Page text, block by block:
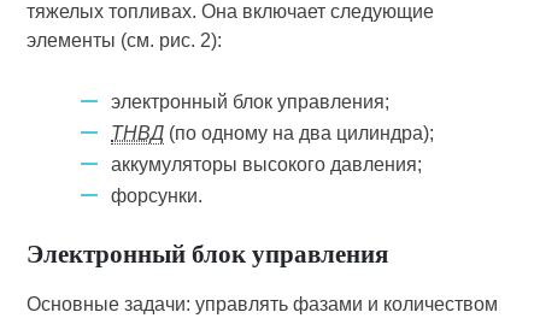
тяжелых топливах. Она включает следующие
элементы (см. рис. 2):
электронный блок управления;
ТНВД (по одному на два цилиндра);
аккумуляторы высокого давления;
форсунки.
Электронный блок управления
Основные задачи: управлять фазами и количеством